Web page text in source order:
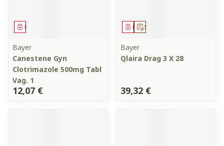
Médicament
Bayer
Canestene Gyn
Clotrimazole 500mg Tabl
Vag. 1
12,07 €
Sur prescription
Médicament
Bayer
Qlaira Drag 3 X 28
39,32 €